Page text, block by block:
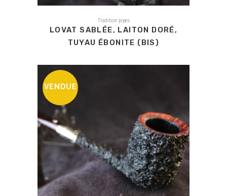
Tradition pipes
LOVAT SABLÉE, LAITON DORÉ,
TUYAU ÉBONITE (BIS)
VENDUE